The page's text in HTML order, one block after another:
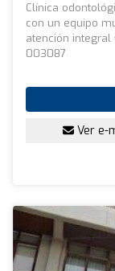
Clínica
con un equipo
atención integral
003087
Ver e-